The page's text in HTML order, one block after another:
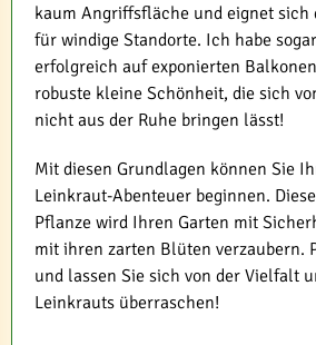
kaum Angriffsfläche und eignet sich
für windige Standorte. Ich habe
erfolgreich auf exponierten
robuste kleine Schönheit, die sich
nicht aus der Ruhe bringen lässt!
Mit diesen Grundlagen können Sie
Leinkraut-Abenteuer beginnen.
Pflanze wird Ihren Garten mit
mit ihren zarten Blüten verzaubern.
und lassen Sie sich von der Vielfalt
Leinkrauts überraschen!